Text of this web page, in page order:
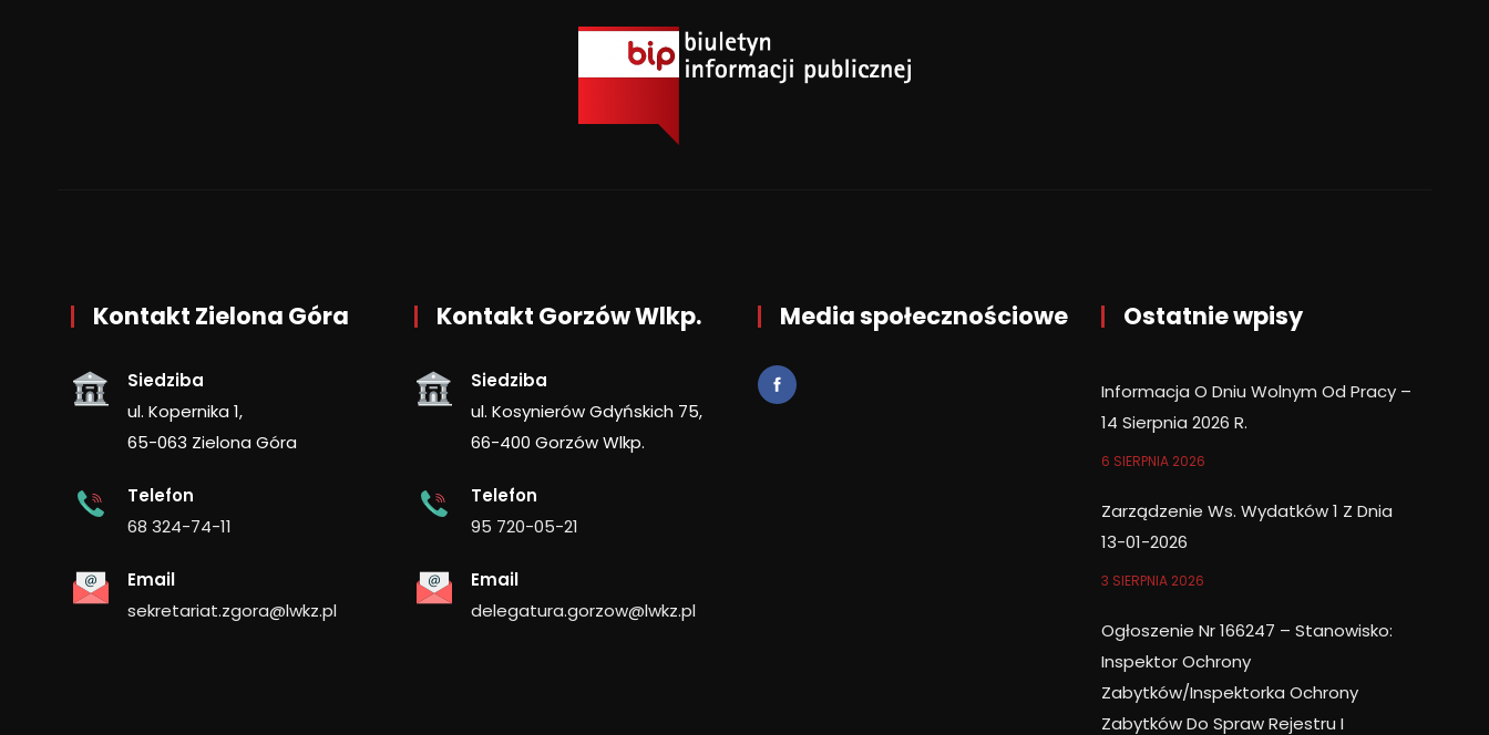
Kontakt Zielona Góra
Siedziba
ul. Kopernika 1,
65-063 Zielona Góra
Telefon
68 324-74-11
Email
sekretariat.zgora@lwkz.pl
Kontakt Gorzów Wlkp.
Siedziba
ul. Kosynierów Gdyńskich 75,
66-400 Gorzów Wlkp.
Telefon
95 720-05-21
Email
delegatura.gorzow@lwkz.pl
Media społecznościowe Ostatnie wpisy
Informacja O Dniu Wolnym Od Pracy –
14 Sierpnia 2026 R.
6 SIERPNIA 2026
Zarządzenie Ws. Wydatków 1 Z Dnia
13-01-2026
3 SIERPNIA 2026
Ogłoszenie Nr 166247 – Stanowisko:
Inspektor Ochrony
Zabytków/Inspektorka Ochrony
Zabytków Do Spraw Rejestru I